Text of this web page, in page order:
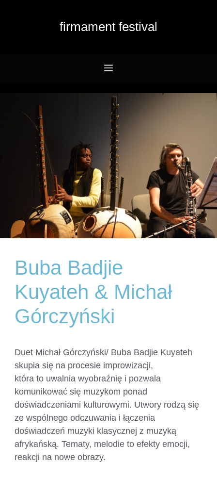
firmament festival
Menu
Buba Badjie
Kuyateh & Michał
Górczyński
Duet Michał Górczyński/ Buba Badjie Kuyateh
skupia się na procesie improwizacji,
która to uwalnia wyobraźnię i pozwala
komunikować się muzykom ponad
doświadczeniami kulturowymi. Utwory rodzą się
ze wspólnego odczuwania i łączenia
doświadczeń muzyki klasycznej z muzyką
afrykańską. Tematy, melodie to efekty emocji,
reakcji na nowe obrazy.